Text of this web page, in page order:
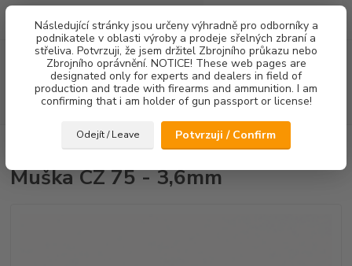
Následující stránky jsou určeny výhradně pro odborníky a
podnikatele v oblasti výroby a prodeje sřelných zbraní a
střeliva. Potvrzuji, že jsem držitel Zbrojního průkazu nebo
Zbrojního oprávnění. NOTICE! These web pages are
designated only for experts and dealers in field of
production and trade with firearms and ammunition. I am
confirming that i am holder of gun passport or license!
Odejít / Leave Potvrzuji / Confirm
Menu
Hledat
za0,00 Kč
Muška CZ 75 - 3,6mm
Muška CZ 75 - 3,6mm